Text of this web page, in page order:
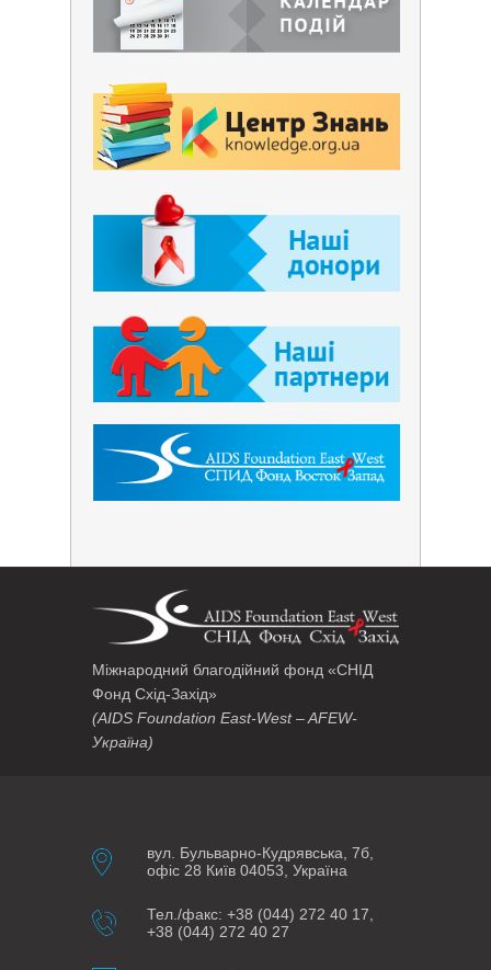
Міжнародний благодійний фонд «СНІД
Фонд Схід-Захід»
(AIDS Foundation East-West – AFEW-
Україна)
вул. Бульварно-Кудрявська, 7б,
офіс 28 Київ 04053, Україна
Тел./факс: +38 (044) 272 40 17,
+38 (044) 272 40 27